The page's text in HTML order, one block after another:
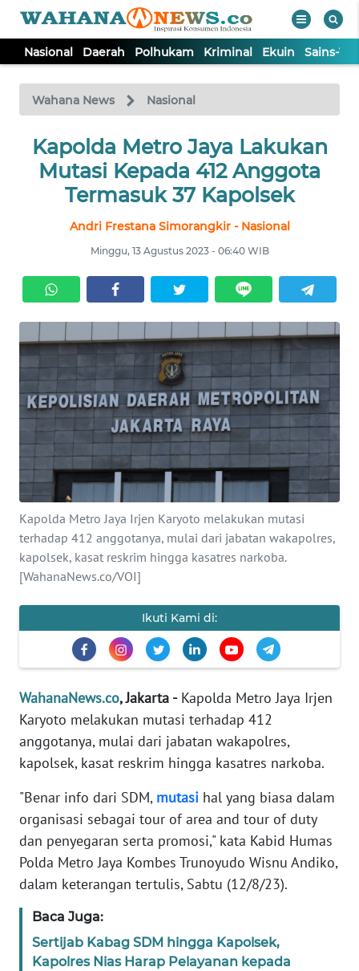
Nasional Daerah Polhukam Kriminal Ekuin Sains-
Wahana News Nasional
Kapolda Metro Jaya Lakukan
Mutasi Kepada 412 Anggota
Termasuk 37 Kapolsek
Andri Frestana Simorangkir - Nasional
Minggu, 13 Agustus 2023 - 06:40 WIB
Kapolda Metro Jaya Irjen Karyoto melakukan mutasi
terhadap 412 anggotanya, mulai dari jabatan wakapolres,
kapolsek, kasat reskrim hingga kasatres narkoba.
[WahanaNews.co/VOI]
Ikuti Kami di:
WahanaNews.co, Jakarta -Kapolda Metro Jaya Irjen
Karyoto melakukan mutasi terhadap 412
anggotanya, mulai dari jabatan wakapolres,
kapolsek, kasat reskrim hingga kasatres narkoba.
"Benar info dari SDM, mutasi hal yang biasa dalam
organisasi sebagai tour of area and tour of duty
dan penyegaran serta promosi," kata Kabid Humas
Polda Metro Jaya Kombes Trunoyudo Wisnu Andiko,
dalam keterangan tertulis, Sabtu (12/8/23).
Baca Juga:
Sertijab Kabag SDM hingga Kapolsek,
Kapolres Nias Harap Pelayanan kepada
TV
Tutup
NASIONAL
DAERAH
POLHUKAM
KRIMINAL
EKUIN
SAINS-TEKNO
KESEHATAN
INTERNASIONAL
SERBA-SERBI
PENDIDIKAN
Informasi
INDEKS
KONTAK
KAMI
INFO
TENTANG
KAMI